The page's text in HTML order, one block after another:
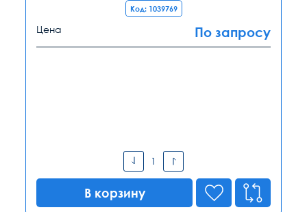
Код: 1039769
Цена По запросу
В корзину